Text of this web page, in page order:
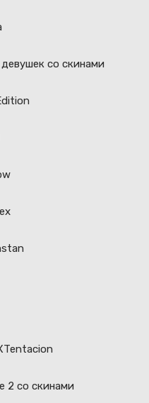
Counter-Strike 1.6 для девушек со скинами
2 со скинами